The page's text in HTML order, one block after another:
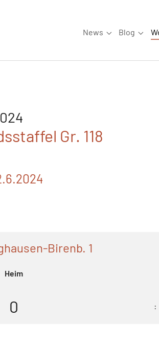
News
Submenu for
Blog
Gr. 118
Birenb. 1
Heim
0 :